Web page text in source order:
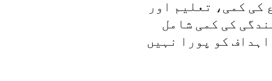
مواقع کی کمی، تعلیم اور
کی کمی شامل
کو پورا نہیں